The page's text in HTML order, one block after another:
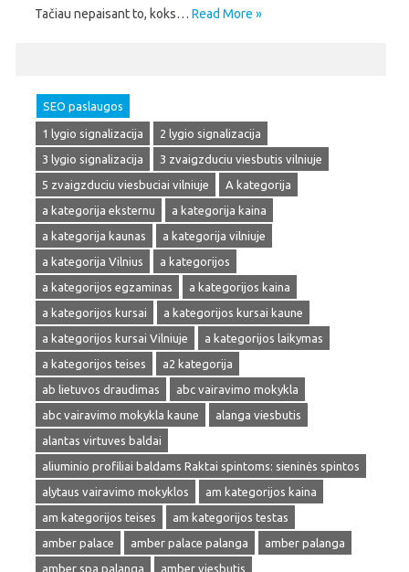
Tačiau nepaisant to, koks… Read More »
SEO paslaugos
1 lygio signalizacija
2 lygio signalizacija
3 lygio signalizacija
3 zvaigzduciu viesbutis vilniuje
5 zvaigzduciu viesbuciai vilniuje
A kategorija
a kategorija eksternu
a kategorija kaina
a kategorija kaunas
a kategorija vilniuje
a kategorija Vilnius
a kategorijos
a kategorijos egzaminas
a kategorijos kaina
a kategorijos kursai
a kategorijos kursai kaune
a kategorijos kursai Vilniuje
a kategorijos laikymas
a kategorijos teises
a2 kategorija
ab lietuvos draudimas
abc vairavimo mokykla
abc vairavimo mokykla kaune
alanga viesbutis
alantas virtuves baldai
aliuminio profiliai baldams Raktai spintoms: sieninės spintos
alytaus vairavimo mokyklos
am kategorijos kaina
am kategorijos teises
am kategorijos testas
amber palace
amber palace palanga
amber palanga
amber spa palanga
amber viesbutis